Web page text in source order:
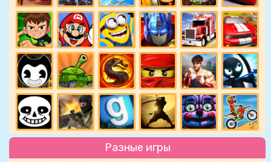
Разные игры